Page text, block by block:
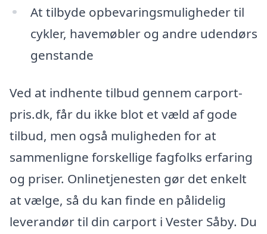
At tilbyde opbevaringsmuligheder til
cykler, havemøbler og andre udendørs
genstande
Ved at indhente tilbud gennem carport-
pris.dk, får du ikke blot et væld af gode
tilbud, men også muligheden for at
sammenligne forskellige fagfolks erfaring
og priser. Onlinetjenesten gør det enkelt
at vælge, så du kan finde en pålidelig
leverandør til din carport i Vester Såby. Du